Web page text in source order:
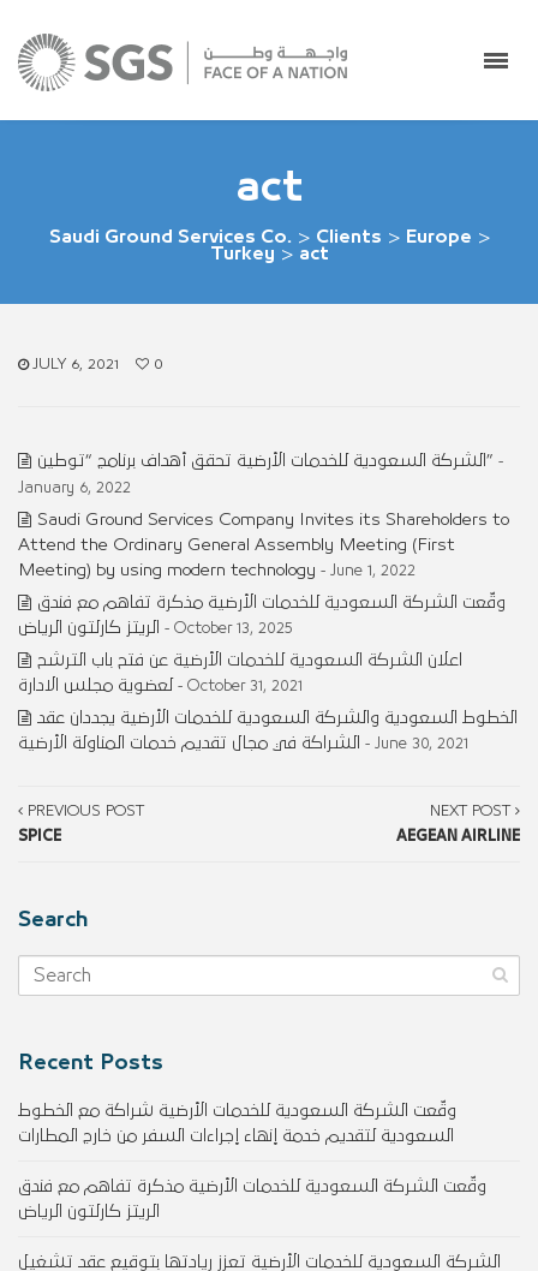
act
Saudi Ground Services Co. > Clients > Europe >
Turkey > act
JULY 6, 2021 0
الشركة السعودية للخدمات الأرضية تحقق أهداف برنامج “توطين” -
January 6, 2022
Saudi Ground Services Company Invites its Shareholders to
Attend the Ordinary General Assembly Meeting (First
Meeting) by using modern technology - June 1, 2022
وقّعت الشركة السعودية للخدمات الأرضية مذكرة تفاهم مع فندق
الريتز كارلتون الرياض
- October 13, 2025
اعلان الشركة السعودية للخدمات الأرضية عن فتح باب الترشح
لعضوية مجلس الادارة
- October 31, 2021
الخطوط السعودية والشركة السعودية للخدمات الأرضية يجددان عقد
الشراكة في مجال تقديم خدمات المناولة الأرضية
- June 30, 2021
PREVIOUS POST
SPICE
NEXT POST
AEGEAN AIRLINE
Search
Recent Posts
وقّعت الشركة السعودية للخدمات الأرضية شراكة مع الخطوط
السعودية لتقديم خدمة إنهاء إجراءات السفر من خارج المطارات
وقّعت الشركة السعودية للخدمات الأرضية مذكرة تفاهم مع فندق
الريتز كارلتون الرياض
الشركة السعودية للخدمات الأرضية تعزز ريادتها بتوقيع عقد تشغيل